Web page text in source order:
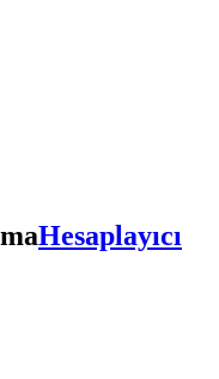
Hesaplayıcı